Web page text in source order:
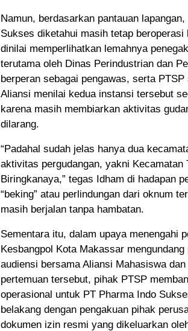
Namun, berdasarkan pantauan
Sukses diketahui masih tetap
dinilai memperlihatkan lemahnya
terutama oleh Dinas Perindustrian dan
berperan sebagai pengawas, serta
Aliansi menilai kedua instansi tersebut
karena masih membiarkan aktivitas
dilarang.
“Padahal sudah jelas hanya dua
aktivitas pergudangan, yakni Kecamatan
Biringkanaya,” tegas Idham di hadapan
“beking” atau perlindungan dari oknum
masih berjalan tanpa hambatan.
Sementara itu, dalam upaya menengahi
Kesbangpol Kota Makassar
audiensi bersama Aliansi Mahasiswa
pertemuan tersebut, pihak PTSP
operasional untuk PT Pharma Indo
belakang dengan pengakuan pihak
dokumen izin resmi yang dikeluarkan